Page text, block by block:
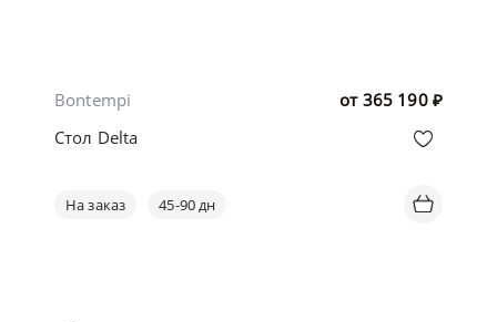
от 365 190 ₽
Bontempi
Стол Delta
На заказ 45-90 дн